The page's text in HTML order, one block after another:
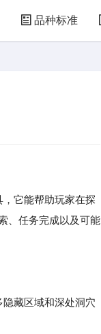
品种标准
它能帮助玩家在探
、任务完成以及可能
藏区域和深处洞穴